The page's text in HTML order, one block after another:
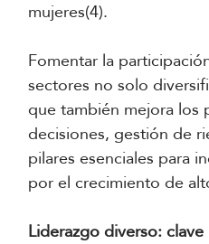
mujeres(4).
Fomentar la
sectores no solo
que también mejora los
decisiones, gestión de
pilares esenciales para
por el crecimiento de
Liderazgo diverso: